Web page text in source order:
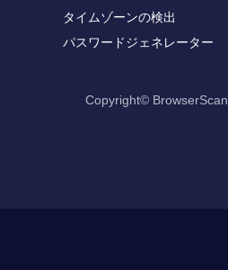
タイムゾーンの検出
パスワードジェネレーター
Copyright© BrowserScan